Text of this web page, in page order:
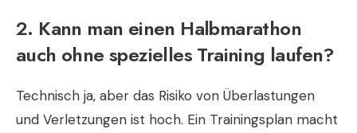
2. Kann man einen Halbmarathon
auch ohne spezielles Training laufen?
Technisch ja, aber das Risiko von Überlastungen
und Verletzungen ist hoch. Ein Trainingsplan macht